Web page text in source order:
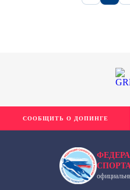
СООБЩИТЬ О ДОПИНГЕ